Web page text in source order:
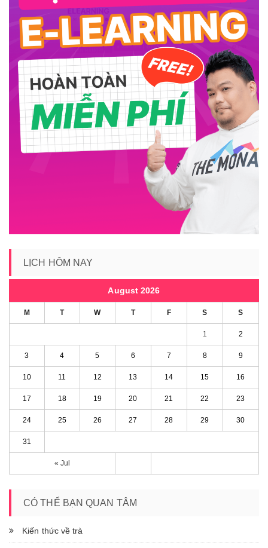
LỊCH HÔM NAY
August 2026
M T W T F S S
« Jul
1 2
3 4 5 6 7 8 9
10 11 12 13 14 15 16
17 18 19 20 21 22 23
24 25 26 27 28 29 30
31
CÓ THỂ BẠN QUAN TÂM
Kiến thức về trà